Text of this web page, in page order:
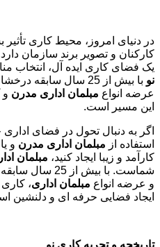
در دنیای امروز، محیط کاری
کارکنان و تصویر برند سازمان
یک فضای کاری ایده آل، انتخاب
نو
با بیش از 25 سال
عرضه انواع مبلمان اداری مدرن و
این مسیر است.
اگر به دنبال تحول در فضای
استفاده از مبلمان اداری مدرن و یا
کارآمد و زیبا ایجاد کنید، مبلمان
شماست. با بیش
و عرضه انواع مبلمان اداری،
ایجاد فضایی حرفه ای و دلنشین
تاریخچه و تجربه کاری نو